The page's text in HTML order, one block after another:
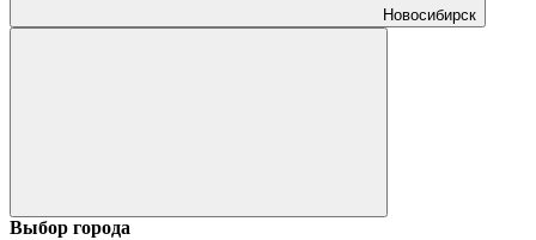
Новосибирск
Выбор города